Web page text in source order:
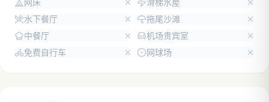
网床
滑梯水屋
水下餐厅
拖尾沙滩
中餐厅
机场贵宾室
免费自行车
网球场